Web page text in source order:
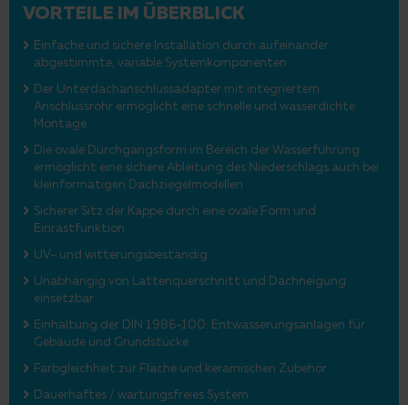
VORTEILE IM ÜBERBLICK
Einfache und sichere Installation durch aufeinander
abgestimmte, variable Systemkomponenten
Der Unterdachanschlussadapter mit integriertem
Anschlussrohr ermöglicht eine schnelle und wasserdichte
Montage
Die ovale Durchgangsform im Bereich der Wasserführung
ermöglicht eine sichere Ableitung des Niederschlags auch bei
kleinformatigen Dachziegelmodellen
Sicherer Sitz der Kappe durch eine ovale Form und
Einrastfunktion
UV- und witterungsbeständig
Unabhängig von Lattenquerschnitt und Dachneigung
einsetzbar
Einhaltung der DIN 1986-100: Entwässerungsanlagen für
Gebäude und Grundstücke
Farbgleichheit zur Fläche und keramischen Zubehör
Dauerhaftes / wartungsfreies System